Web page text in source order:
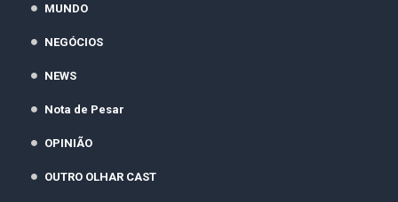
MUNDO
NEGÓCIOS
NEWS
Nota de Pesar
OPINIÃO
OUTRO OLHAR CAST